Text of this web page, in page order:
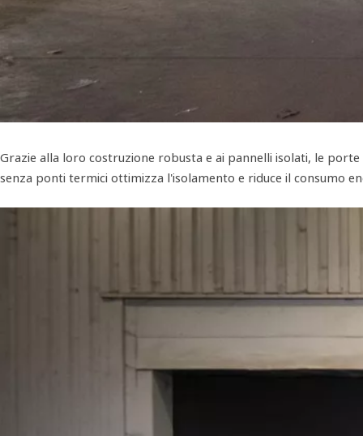
Grazie alla loro costruzione robusta e ai pannelli isolati, le
senza ponti termici ottimizza l'isolamento e riduce il consumo